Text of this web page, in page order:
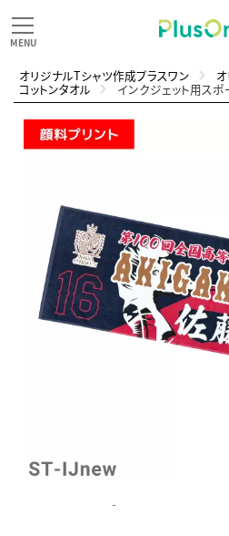
オリジナルTシャツ作成プラスワン
コットンタオル インクジェット用ス
-